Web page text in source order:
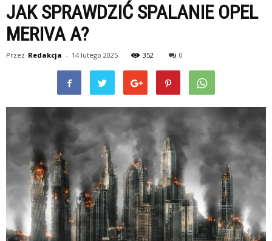
JAK SPRAWDZIĆ SPALANIE OPEL
MERIVA A?
Przez Redakcja - 14 lutego 2025 352 0